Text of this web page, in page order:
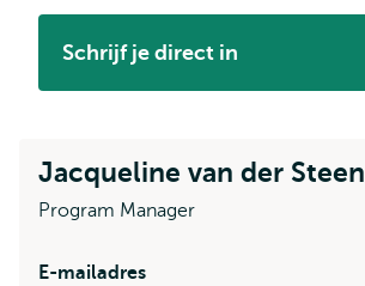
Schrijf je direct in
Jacqueline van der Steen
Program Manager
E-mailadres